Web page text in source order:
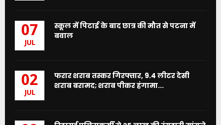
07
JUL
स्कूल में पिटाई के बाद छात्र की मौत से पटना में
बवाल
02
JUL
फरार शराब तस्कर गिरफ्तार, 9.4 लीटर देसी
शराब बरामद; शराब पीकर हंगामा...